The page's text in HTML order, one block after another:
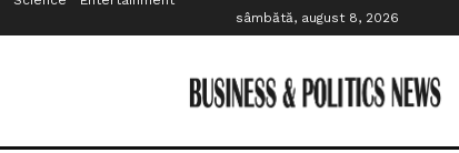
sâmbătă, august 8, 2026